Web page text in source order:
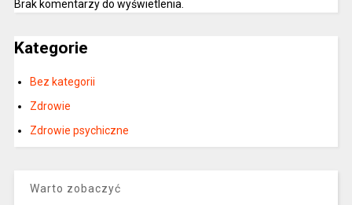
Brak komentarzy do wyświetlenia.
Kategorie
Bez kategorii
Zdrowie
Zdrowie psychiczne
Warto zobaczyć